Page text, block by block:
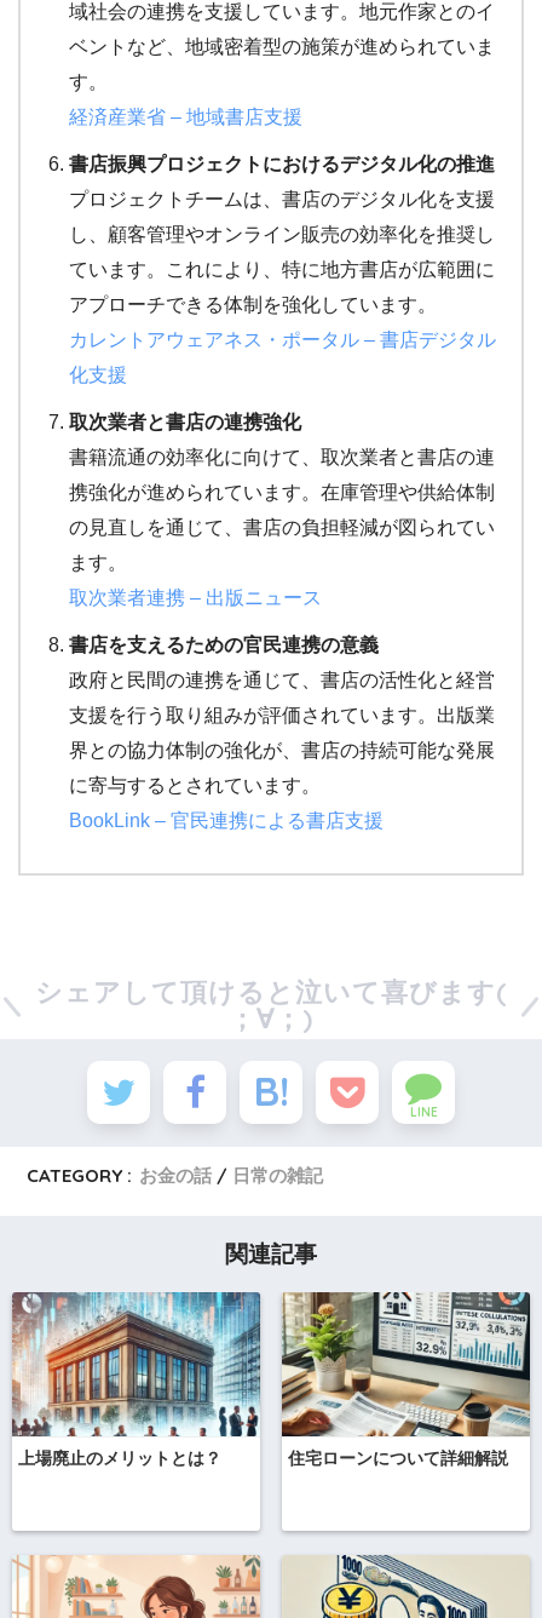
域社会の連携を支援しています。地元作家とのイ
ベントなど、地域密着型の施策が進められていま
す。
経済産業省 – 地域書店支援
書店振興プロジェクトにおけるデジタル化の推進
プロジェクトチームは、書店のデジタル化を支援
し、顧客管理やオンライン販売の効率化を推奨し
ています。これにより、特に地方書店が広範囲に
アプローチできる体制を強化しています。
カレント アウェアネス ・ポータル – 書店デジタル
化支援
取次業者と書店の連携強化
書籍流通の効率化に向けて、取次業者と書店の連
携強化が進められています。在庫管理や供給体制
の見直しを通じて、書店の負担軽減が図られてい
ます。
取次業者連携 – 出版ニュース
書店を支えるための官民連携の意義
政府と民間の連携を通じて、書店の活性化と経営
支援を行う取り組みが評価されています。出版業
界との協力体制の強化が、書店の持続可能な発展
に寄与するとされています。
BookLink – 官民連携による書店支援
シェアして頂けると泣いて喜びます(
；∀；)
LINE
CATEGORY : お金の話 日常の雑記
関連記事
上場廃止のメリットとは？ 住宅ローンについて詳細解説